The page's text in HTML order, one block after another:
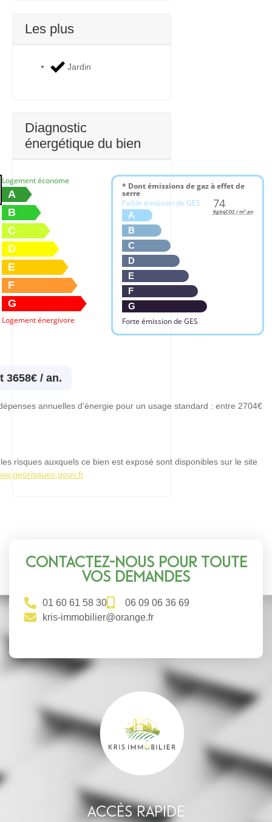
Les plus
Jardin
Diagnostic
énergétique du bien
Logement économe
A
B
C
D
E
F
G
Logement énergivore
* Dont émissions de gaz à effet de
serre
Faible émission de GES
A
B
C
D
E
F
G
Forte émission de GES
74
KgéqCO2 / m².an
3658€ / an.
annuelles d'énergie pour un usage standard : entre 2704€
risques auxquels ce bien est exposé sont disponibles sur le site
Contactez-nous pour toute
vos demandes
01 60 61 58 30
06 09 06 36 69
kris-immobilier@orange.fr
Accès rapide